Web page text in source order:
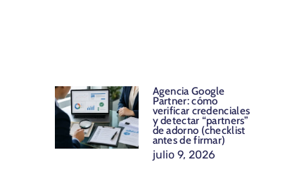
Agencia Google
Partner: cómo
verificar credenciales
y detectar “partners”
de adorno (checklist
antes de firmar)
julio 9, 2026